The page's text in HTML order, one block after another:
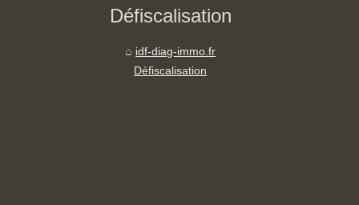
Défiscalisation
idf-diag-immo.fr
Défiscalisation